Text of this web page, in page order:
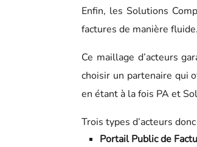
Enfin, les Solutions
factures de manière fluide.
Ce maillage d’acteurs
choisir un partenaire qui
en étant à la fois PA et
Trois types d’acteurs
Portail Public de